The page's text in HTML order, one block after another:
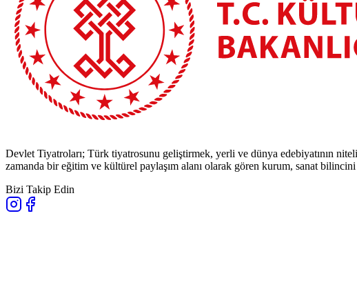
Devlet Tiyatroları; Türk tiyatrosunu geliştirmek, yerli ve dünya edebiyatının
zamanda bir eğitim ve kültürel paylaşım alanı olarak gören kurum, sanat
Bizi Takip Edin